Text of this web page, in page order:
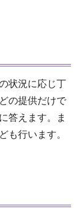
状況に応じ丁
の提供だけで
答えます。ま
も行います。